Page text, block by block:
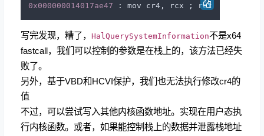
0x000000014017ae47
写完发现，糟了， HalQuerySystemInformation不是x64
fastcall，我们可以控制的参数是在栈上的，该方法已经失
败了。
另外，基于VBD和HCVI保护，我们也无法执行修改cr4的
值
不过，可以尝试写入其他内核函数地址。实现在用户态执
行内核函数。或者，如果能控制栈上的数据并泄露栈地址